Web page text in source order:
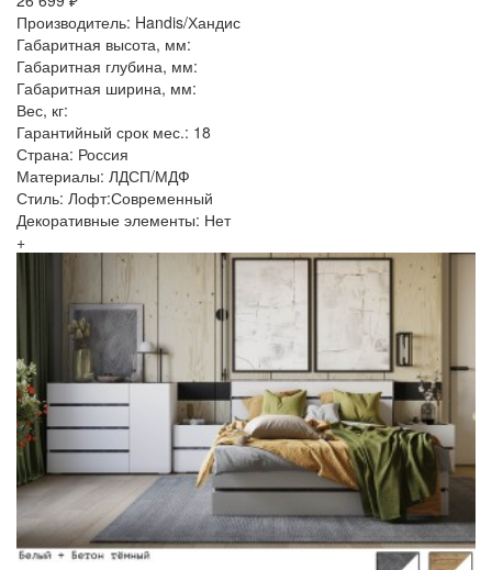
Производитель: Handis/Хандис
Габаритная высота, мм:
Габаритная глубина, мм:
Габаритная ширина, мм:
Вес, кг:
Гарантийный срок мес.: 18
Страна: Россия
Материалы: ЛДСП/МДФ
Стиль: Лофт:Современный
Декоративные элементы: Нет
+